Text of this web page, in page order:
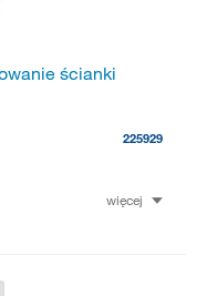
ścianki
225929
więcej